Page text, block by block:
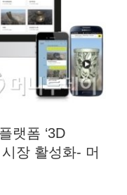
랫폼 ‘3D
장 활성화- 머